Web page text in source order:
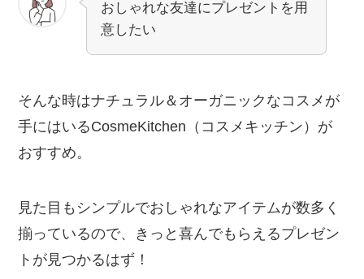
おしゃれな友達にプレゼントを用
意したい
そんな時はナチュラル＆オーガニックなコスメが
手にはいるCosmeKitchen（コスメキッチン）が
おすすめ。
見た目もシンプルでおしゃれなアイテムが数多く
揃っているので、きっと喜んでもらえるプレゼン
トが見つかるはず！